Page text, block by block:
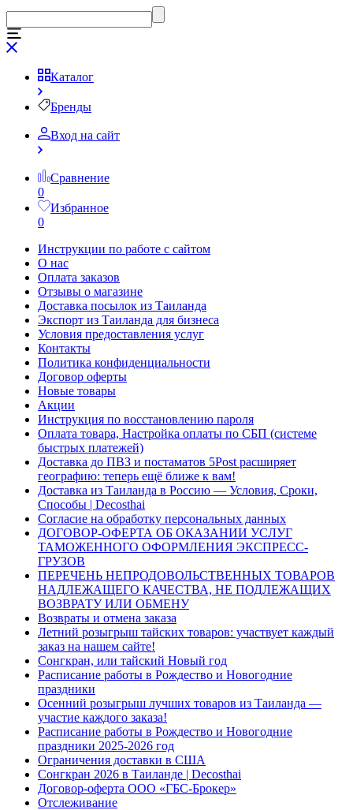
Каталог
Бренды
Вход на сайт
Сравнение
0
Избранное
0
Инструкции по работе с сайтом
О нас
Оплата заказов
Отзывы о магазине
Доставка посылок из Таиланда
Экспорт из Таиланда для бизнеса
Условия предоставления услуг
Контакты
Политика конфиденциальности
Договор оферты
Новые товары
Акции
Инструкция по восстановлению пароля
Оплата товара, Настройка оплаты по СБП (системе
быстрых платежей)
Доставка до ПВЗ и постаматов 5Post расширяет
географию: теперь ещё ближе к вам!
Доставка из Таиланда в Россию — Условия, Сроки,
Способы | Decosthai
Согласие на обработку персональных данных
ДОГОВОР-ОФЕРТА ОБ ОКАЗАНИИ УСЛУГ
ТАМОЖЕННОГО ОФОРМЛЕНИЯ ЭКСПРЕСС-
ГРУЗОВ
ПЕРЕЧЕНЬ НЕПРОДОВОЛЬСТВЕННЫХ ТОВАРОВ
НАДЛЕЖАЩЕГО КАЧЕСТВА, НЕ ПОДЛЕЖАЩИХ
ВОЗВРАТУ ИЛИ ОБМЕНУ
Возвраты и отмена заказа
Летний розыгрыш тайских товаров: участвует каждый
заказ на нашем сайте!
Сонгкран, или тайский Новый год
Расписание работы в Рождество и Новогодние
праздники
Осенний розыгрыш лучших товаров из Таиланда —
участие каждого заказа!
Расписание работы в Рождество и Новогодние
праздники 2025-2026 год
Ограничения доставки в США
Сонгкран 2026 в Таиланде | Decosthai
Договор-оферта ООО «ГБС-Брокер»
Отслеживание